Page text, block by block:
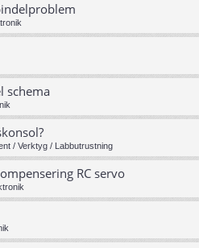
schema
/ Verktyg / Labbutrustning
RC servo